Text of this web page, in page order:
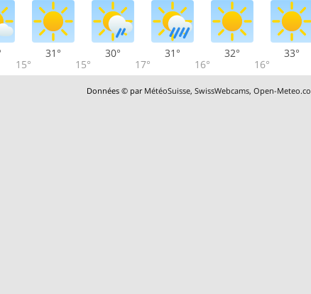
15°
31°
15°
30°
17°
31°
16°
32°
16°
33°
Données © par MétéoSuisse,SwissWebcams,Open-